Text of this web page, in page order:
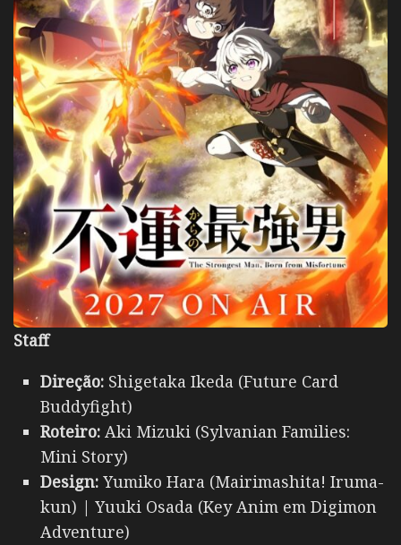
Staff
Direção: Shigetaka Ikeda (Future Card
Buddyfight)
Roteiro: Aki Mizuki (Sylvanian Families:
Mini Story)
Design: Yumiko Hara (Mairimashita! Iruma-
kun) | Yuuki Osada (Key Anim em Digimon
Adventure)